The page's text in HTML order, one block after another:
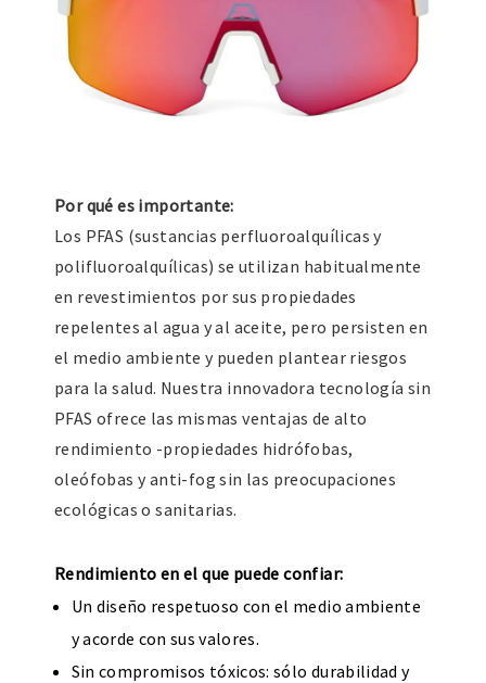
Por qué es importante:
Los PFAS (sustancias perfluoroalquílicas y
polifluoroalquílicas) se utilizan habitualmente
en revestimientos por sus propiedades
repelentes al agua y al aceite, pero persisten en
el medio ambiente y pueden plantear riesgos
para la salud. Nuestra innovadora tecnología sin
PFAS ofrece las mismas ventajas de alto
rendimiento -propiedades hidrófobas,
oleófobas y anti-fog sin las preocupaciones
ecológicas o sanitarias.
Rendimiento en el que puede confiar:
Un diseño respetuoso con el medio ambiente
y acorde con sus valores.
Sin compromisos tóxicos: sólo durabilidad y